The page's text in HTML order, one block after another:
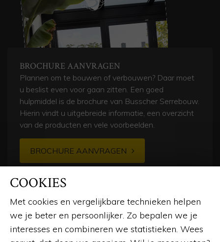
BROCHURE AANVRAGEN
Plannen om te bouwen of verbouwen? Daar moet
u beslist even voor gaan zitten. Een goed
hulpmiddel is de brochure van Busscher Serrebouw.
Hierin vindt u uitgebreide informatie, een overzicht
van de producten en vele voorbeelden.
BROCHURE AANVRAGEN
COOKIES
Met cookies en vergelijkbare technieken helpen
we je beter en persoonlijker. Zo bepalen we je
interesses en combineren we statistieken. Wees